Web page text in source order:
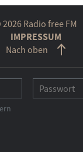
Radio free FM
IMPRESSUM
Nach oben